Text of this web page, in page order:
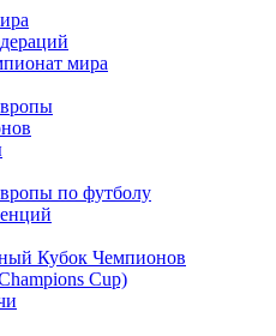
мира
по футболу
Кубок Чемпионов
Cup)